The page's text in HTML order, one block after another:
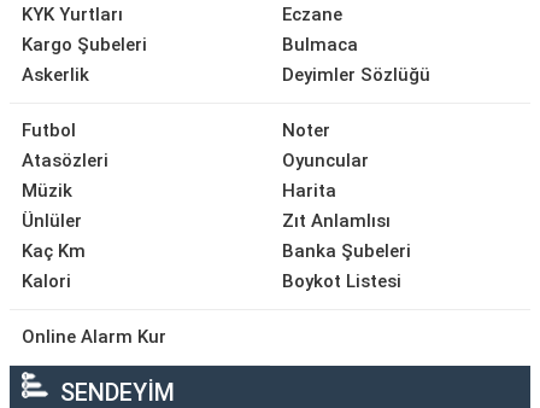
KYK Yurtları
Kargo Şubeleri
Askerlik
Eczane
Bulmaca
Deyimler Sözlüğü
Futbol
Atasözleri
Müzik
Ünlüler
Kaç Km
Kalori
Noter
Oyuncular
Harita
Zıt Anlamlısı
Banka Şubeleri
Boykot Listesi
Online Alarm Kur
SENDEYİM